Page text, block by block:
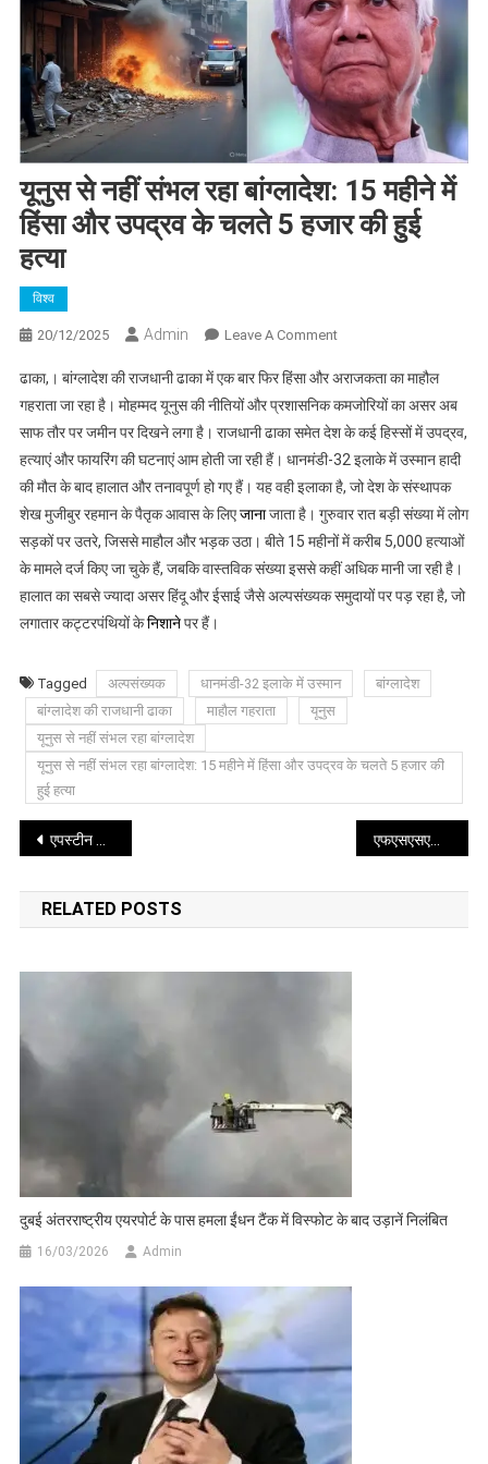
यूनुस से नहीं संभल रहा बांग्लादेश: 15 महीने में
हिंसा और उपद्रव के चलते 5 हजार की हुई
हत्या
विश्व
20/12/2025 Admin Leave A CommentOn
से
नहीं
संभल
रहा
बांग्लादेश:
15
महीने
में
और
चलते
की
ढाका,। बांग्लादेश की राजधानी ढाका में एक बार फिर हिंसा और अराजकता का माहौल
गहराता जा रहा है। मोहम्मद यूनुस की नीतियों और प्रशासनिक कमजोरियों का असर अब
साफ तौर पर जमीन पर दिखने लगा है। राजधानी ढाका समेत देश के कई हिस्सों में उपद्रव,
हत्याएं और फायरिंग की घटनाएं आम होती जा रही हैं। धानमंडी-32 इलाके में उस्मान हादी
की मौत के बाद हालात और तनावपूर्ण हो गए हैं। यह वही इलाका है, जो देश के संस्थापक
शेख मुजीबुर रहमान के पैतृक आवास के लिएजानाजाता है। गुरुवार रात बड़ी संख्या में लोग
सड़कों पर उतरे, जिससे माहौल और भड़क उठा। बीते 15 महीनों में करीब 5,000 हत्याओं
के मामले दर्ज किए जा चुके हैं, जबकि वास्तविक संख्या इससे कहीं अधिक मानी जा रही है।
हालात का सबसे ज्यादा असर हिंदू और ईसाई जैसे अल्पसंख्यक समुदायों पर पड़ रहा है, जो
लगातार कट्टरपंथियों केनिशानेपर हैं।
Tagged अल्पसंख्यक धानमंडी-32 इलाके में उस्मान
बांग्लादेश
बांग्लादेश की राजधानी ढाका
माहौल गहराता
यूनुस
यूनुस से नहीं संभल रहा बांग्लादेश
यूनुस से नहीं संभल रहा बांग्लादेश: 15 महीने में हिंसा और उपद्रव के चलते 5 हजार की
हुई हत्या
Post
navigation
एपस्टीन केस की फाइलें खुलीं: पूर्व अमेरिकी राष्ट्रपति बिल क्लिंटन की तस्वीरें हुई सार्वजनिक एफएसएसएआई ने भ्रम किया दूर कहा- अंडा खाने से नहीं होता कैंसर
RELATED POSTS
दुबई अंतरराष्ट्रीय एयरपोर्ट के पास हमला ईंधन टैंक में विस्फोट के बाद उड़ानें निलंबित
16/03/2026 Admin